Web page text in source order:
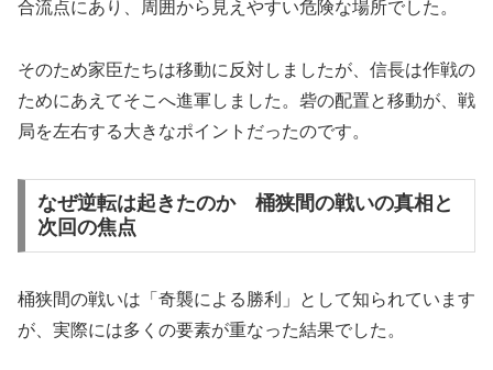
合流点にあり、周囲から見えやすい危険な場所でした。
そのため家臣たちは移動に反対しましたが、信長は作戦の
ためにあえてそこへ進軍しました。砦の配置と移動が、戦
局を左右する大きなポイントだったのです。
なぜ逆転は起きたのか 桶狭間の戦いの真相と
次回の焦点
桶狭間の戦いは「奇襲による勝利」として知られています
が、実際には多くの要素が重なった結果でした。